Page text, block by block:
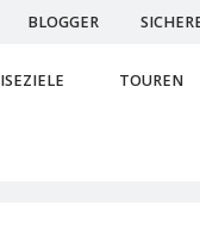
BLOGGER
TOUREN